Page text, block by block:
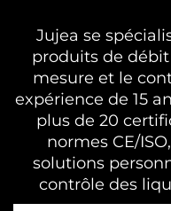
Jujea se
produits de
mesure et le
expérience de 15
plus de 20
normes CE/
solutions
contrôle des